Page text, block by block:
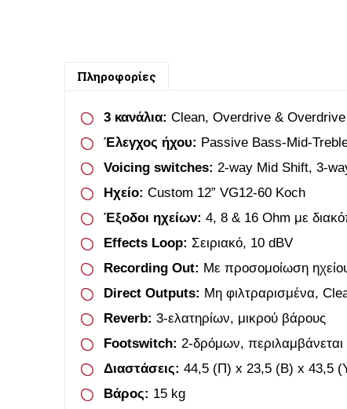
Πληροφορίες
3 κανάλια: Clean, Overdrive &
Έλεγχος ήχου: Passive Bass-Mid-
Voicing switches: 2-way Mid Shift, 3-
Ηχείο: Custom 12” VG12-60 Koch
Έξοδοι ηχείων: 4, 8 & 16 Ohm με
Effects Loop: Σειριακό, 10 dBV
Recording Out: Με προσομοίωση
Direct Outputs: Μη φιλτραρισμένα,
Reverb: 3-ελατηρίων, μικρού βάρους
Footswitch: 2-δρόμων, περιλαμβάνεται
Διαστάσεις: 44,5 (Π) x 23,5 (Β) x 43,5
Βάρος: 15 kg